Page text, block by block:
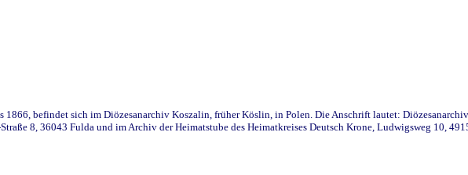
1866, befindet sich im Diözesanarchiv Koszalin, früher Köslin, in Polen. Die Anschrift lautet:
8, 36043 Fulda und im Archiv der Heimatstube des Heimatkreises Deutsch Krone, Ludwigsweg 10,